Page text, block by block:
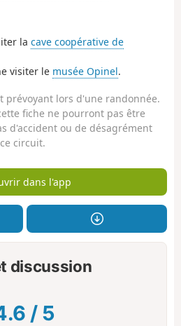
la cave coopérative de
visiter le musée Opinel.
prévoyant lors d'une randonnée.
fiche ne pourront pas être
d'accident ou de désagrément
circuit.
dans l'app
discussion
/ 5